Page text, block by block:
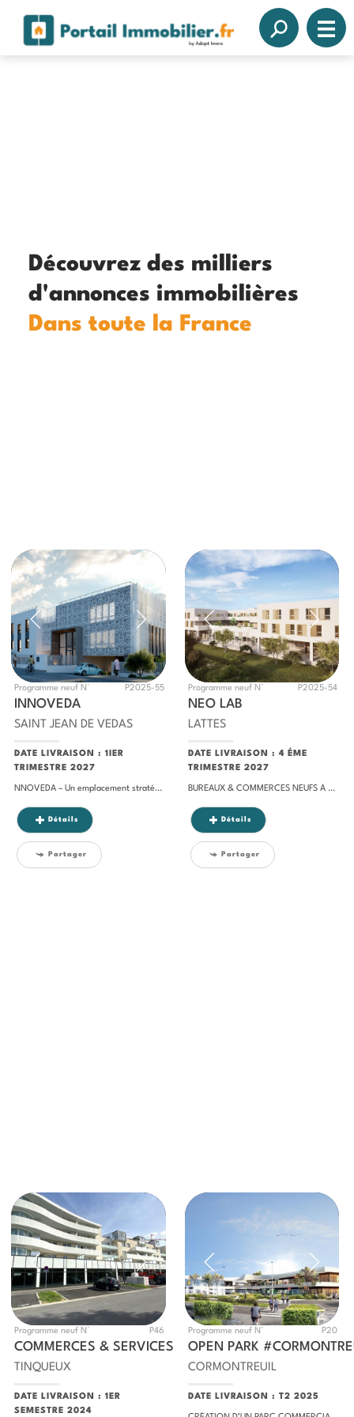
Découvrez des milliers
d'annonces immobilières
Dans toute la France
Programme neuf N° P2025-55
INNOVEDA
SAINT JEAN DE VEDAS
DATE LIVRAISON : 1IER
TRIMESTRE 2027
NNOVEDA – Un emplacement stratégique, un cadre de travail durable et performant Sur la commune de Saint-Jean-de-Védas, dans le secteur recherché du Mas de Grille, nous vous proposons à la vente un immeuble de bureaux à l’architecture contemporaine, réparti sur deux niveaux (R+1 et R+2) au sein du programme INNOVEDA. Prix attractif : à partir de...
Détails
Partager
Programme neuf N° P2025-54
NEO LAB
LATTES
DATE LIVRAISON : 4 ÉME
TRIMESTRE 2027
BUREAUX & COMMERCES NEUFS À VENDRE / À LOUER – LATTES (34970) En face du multiplexe CGR – À 5 minutes du centre-ville de Montpellier – Livraison prévue fin 2027 Localisation Situé sur la commune de Lattes, cet immeuble bénéficie d’un emplacement stratégique : En face du cinéma CGR, À proximité immédiate du centre-ville de...
Détails
Partager
Programme neuf N° P46
COMMERCES & SERVICES : LE SITE DE L’ÉTOILE
TINQUEUX
DATE LIVRAISON : 1ER
SEMESTRE 2024
Programme neuf N° P20
OPEN PARK
CORMONTREUIL
DATE LIVRAISON : T2 2025